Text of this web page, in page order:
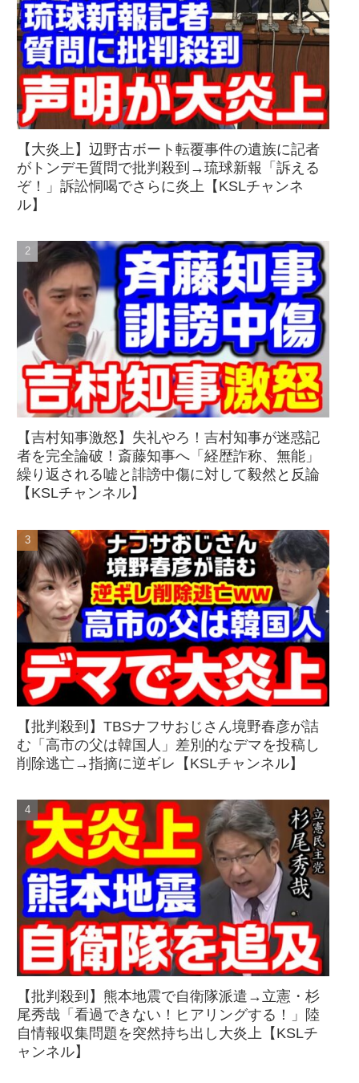
【大炎上】辺野古ボート転覆事件の遺族に記者
がトンデモ質問で批判殺到→琉球新報「訴える
ぞ！」訴訟恫喝でさらに炎上【KSLチャンネ
ル】
【吉村知事激怒】失礼やろ！吉村知事が迷惑記
者を完全論破！斎藤知事へ「経歴詐称、無能」
繰り返される嘘と誹謗中傷に対して毅然と反論
【KSLチャンネル】
【批判殺到】TBSナフサおじさん境野春彦が詰
む「高市の父は韓国人」差別的なデマを投稿し
削除逃亡→指摘に逆ギレ【KSLチャンネル】
【批判殺到】熊本地震で自衛隊派遣→立憲・杉
尾秀哉「看過できない！ヒアリングする！」陸
自情報収集問題を突然持ち出し大炎上【KSLチ
ャンネル】